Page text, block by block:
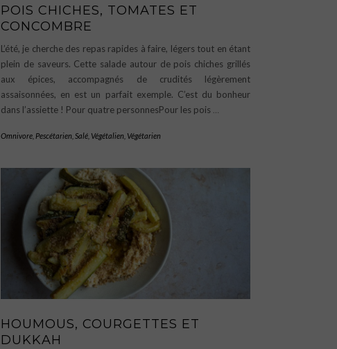
POIS CHICHES, TOMATES ET
CONCOMBRE
L’été, je cherche des repas rapides à faire, légers tout en étant
plein de saveurs. Cette salade autour de pois chiches grillés
aux épices, accompagnés de crudités légèrement
assaisonnées, en est un parfait exemple. C’est du bonheur
dans l’assiette ! Pour quatre personnesPour les pois
Omnivore Pescétarien Salé Végétalien Végétarien
HOUMOUS, COURGETTES ET
DUKKAH